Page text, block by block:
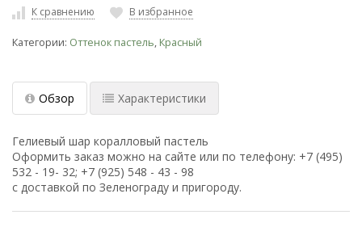
К сравнению В избранное
Категории: Оттенок пастель, Красный
Обзор Характеристики
Гелиевый шар коралловый пастель
Оформить заказ можно на сайте или по телефону: +7 (495)
532 - 19- 32; +7 (925) 548 - 43 - 98
с доставкой по Зеленограду и пригороду.